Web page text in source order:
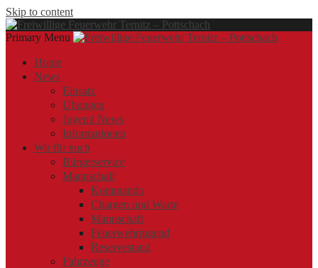
Skip to content
Primary Menu
Freiwillige Feuerwehr Ternitz – Pottschach
Home
News
Einsatz
Übungen
Jugend News
Informationen
Wir für euch
Bürgerservice
Mannschaft
Kommando
Chargen und Warte
Mannschaft
Feuerwehrjugend
Reservestand
Fahrzeuge